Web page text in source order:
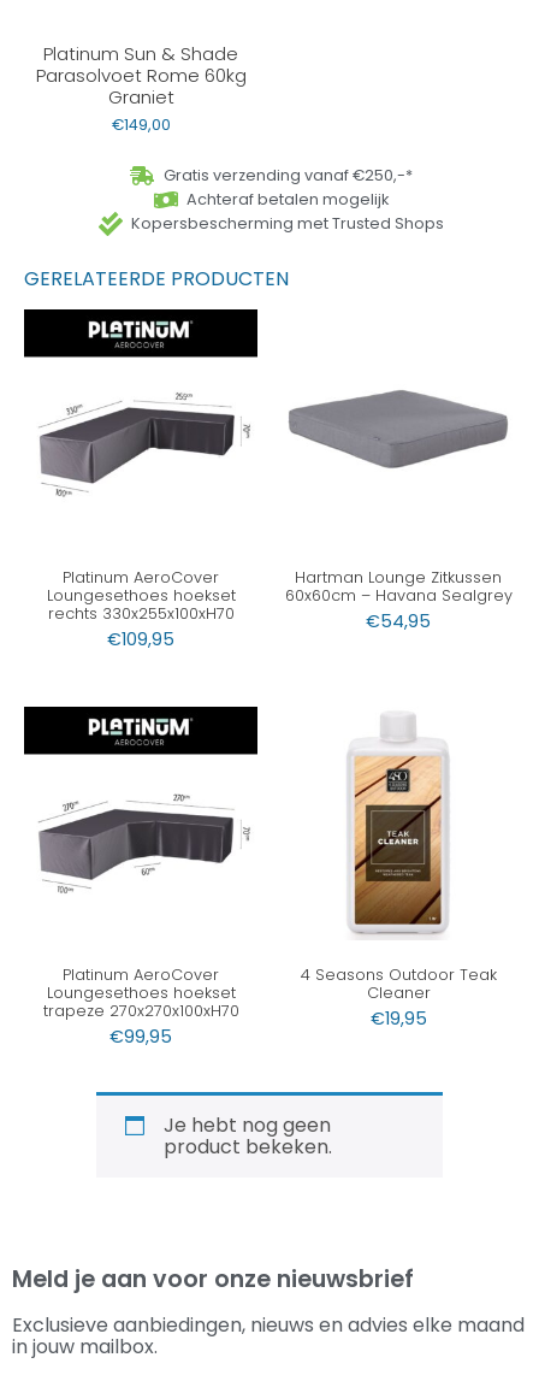
Platinum Sun & Shade
Parasolvoet Rome 60kg
Graniet
€149,00
Gratis verzending vanaf €250,-*
Achteraf betalen mogelijk
Kopersbescherming met Trusted Shops
GERELATEERDE PRODUCTEN
Platinum AeroCover
Loungesethoes hoekset
rechts 330x255x100xH70
€109,95
Hartman Lounge Zitkussen
60x60cm – Havana Sealgrey
€54,95
Platinum AeroCover
Loungesethoes hoekset
trapeze 270x270x100xH70
€99,95
4 Seasons Outdoor Teak
Cleaner
€19,95
Je hebt nog geen
product bekeken.
Meld je aan voor onze nieuwsbrief
Exclusieve aanbiedingen, nieuws en advies elke maand
in jouw mailbox.